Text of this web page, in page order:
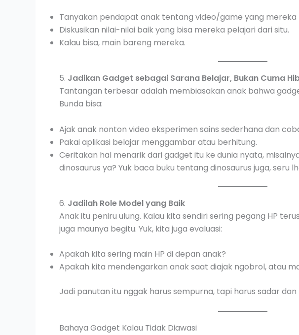
Tanyakan pendapat anak tentang video/game yang mereka
Diskusikan nilai-nilai baik yang bisa mereka pelajari dari situ.
Kalau bisa, main bareng mereka.
5. Jadikan Gadget sebagai Sarana Belajar, Bukan Cuma
Tantangan terbesar adalah membiasakan anak bahwa
Bunda bisa:
Ajak anak nonton video eksperimen sains sederhana dan
Pakai aplikasi belajar menggambar atau berhitung.
Ceritakan hal menarik dari gadget itu ke dunia nyata,
dinosaurus ya? Yuk baca buku tentang dinosaurus juga, seru
6. Jadilah Role Model yang Baik
Anak itu peniru ulung. Kalau kita sendiri sering pegang HP
juga maunya begitu. Yuk, kita juga evaluasi:
Apakah kita sering main HP di depan anak?
Apakah kita mendengarkan anak saat diajak ngobrol, atau
Jadi panutan itu nggak harus sempurna, tapi harus sadar dan
Bahaya Gadget Kalau Tidak Diawasi